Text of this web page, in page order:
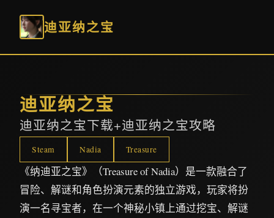
迪亚纳之宝
迪亚纳之宝
迪亚纳之宝下载+迪亚纳之宝攻略
Steam Nadia Treasure
《纳迪亚之宝》（Treasure of Nadia）是一款融合了
冒险、解谜和角色扮演元素的独立游戏，玩家将扮
演一名寻宝者，在一个神秘小镇上通过挖宝、解谜